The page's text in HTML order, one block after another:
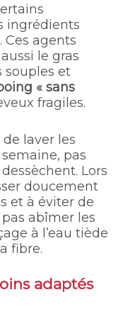
ingrédients
Ces agents
le gras
souples et
« sans
fragiles.
laver les
pas
Lors
doucement
et à éviter de
abîmer les
à l’eau tiède
fibre.
adaptés